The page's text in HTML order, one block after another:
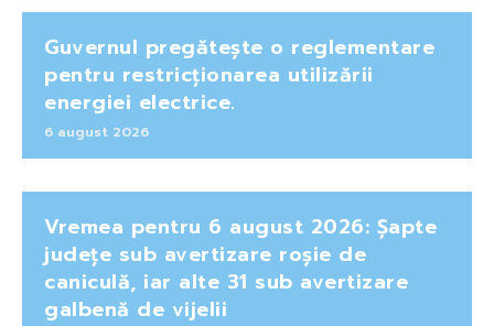
Guvernul pregătește o reglementare
pentru restricționarea utilizării
energiei electrice.
6 august 2026
Vremea pentru 6 august 2026: Șapte
județe sub avertizare roșie de
caniculă, iar alte 31 sub avertizare
galbenă de vijelii